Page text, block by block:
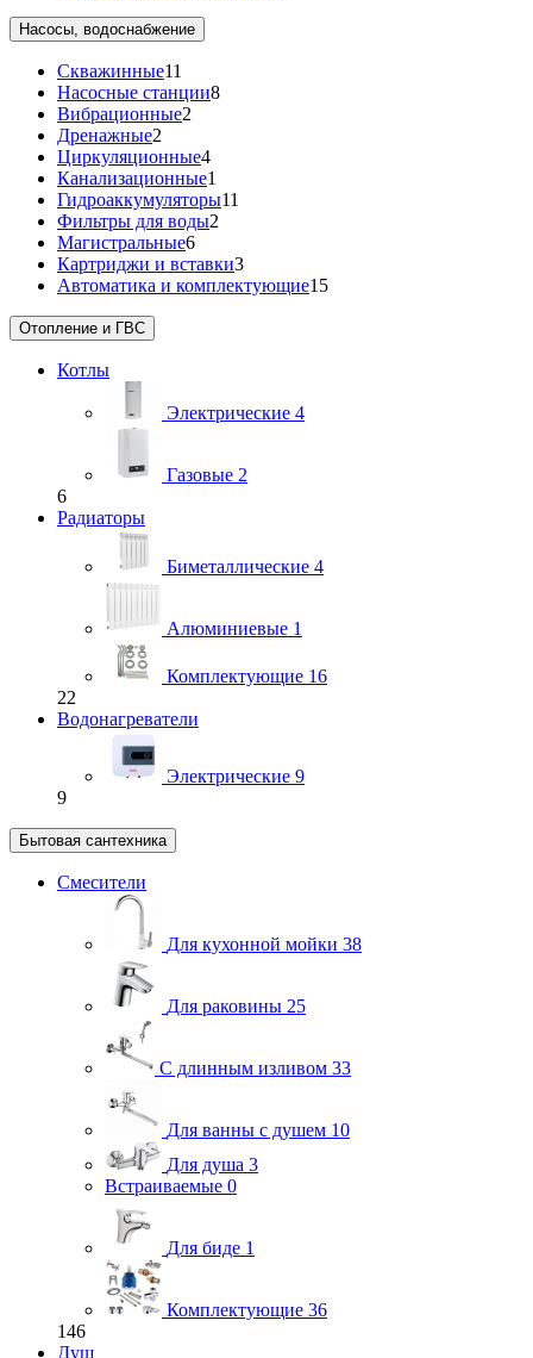
Насосы, водоснабжение
Скважинные11
Насосные станции8
Вибрационные2
Дренажные2
Циркуляционные4
Канализационные1
Гидроаккумуляторы11
Фильтры для воды2
Магистральные6
Картриджи и вставки3
Автоматика и комплектующие15
Отопление и ГВС
Котлы
Электрические 4
Газовые 2
6
Радиаторы
Биметаллические 4
Алюминиевые 1
Комплектующие 16
22
Водонагреватели
Электрические 9
9
Бытовая сантехника
Смесители
Для кухонной мойки 38
Для раковины 25
С длинным изливом 33
Для ванны с душем 10
Для душа 3
Встраиваемые 0
Для биде 1
Комплектующие 36
146
Душ